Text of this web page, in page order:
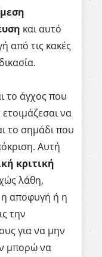
και αυτό
από τις κακές
το άγχος που
να
το σημάδι που
Αυτή
κριτική
λάθη,
η αποφυγή ή η
την
για να μην
μπορώ να